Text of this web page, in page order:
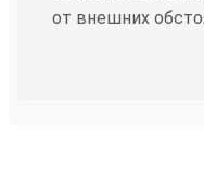
от внешних